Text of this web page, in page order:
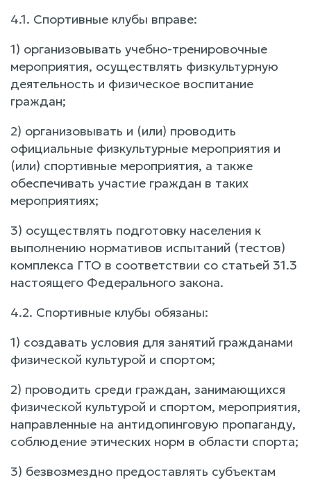
4.1. Спортивные клубы вправе:
1) организовывать учебно-тренировочные
мероприятия, осуществлять физкультурную
деятельность и физическое воспитание
граждан;
2) организовывать и (или) проводить
официальные физкультурные мероприятия и
(или) спортивные мероприятия, а также
обеспечивать участие граждан в таких
мероприятиях;
3) осуществлять подготовку населения к
выполнению нормативов испытаний (тестов)
комплекса ГТО в соответствии со статьей 31.3
настоящего Федерального закона.
4.2. Спортивные клубы обязаны:
1) создавать условия для занятий гражданами
физической культурой и спортом;
2) проводить среди граждан, занимающихся
физической культурой и спортом, мероприятия,
направленные на антидопинговую пропаганду,
соблюдение этических норм в области спорта;
3) безвозмездно предоставлять субъектам